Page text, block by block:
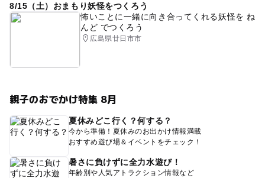
8/15（土）おまもり妖怪をつくろう
怖いことに一緒に向き合ってくれる妖怪を ね
んど でつくろう
広島県廿日市市
親子のおでかけ特集 8月
夏休みどこ行く？何する？
今から準備！夏休みのお出かけ情報満載
おすすめ遊び場＆イベントをチェック！
暑さに負けずに全力水遊び！
年齢別や人気アトラクション情報など